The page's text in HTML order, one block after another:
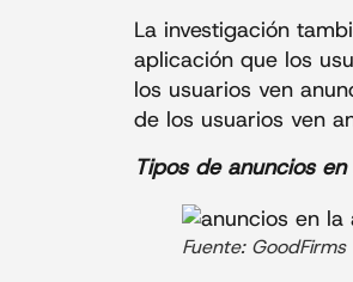
La investigación
aplicación que los
los usuarios ven
de los usuarios ven
Tipos de anuncios
Fuente: GoodFirms